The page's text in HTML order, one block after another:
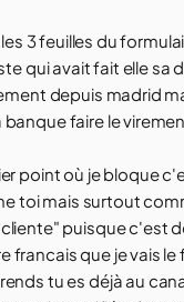
3 feuilles du
qui avait fait elle sa
depuis madrid
banque faire le
point où je bloque
toi mais surtout
puisque c'est
francais que je vais le
tu es déjà au